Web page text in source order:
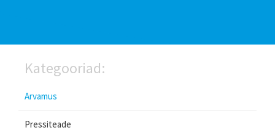
Kategooriad:
Arvamus
Pressiteade